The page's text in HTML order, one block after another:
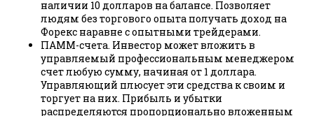
наличии 10 долларов на балансе. Позволяет
людям без торгового опыта получать доход на
Форекс наравне с опытными трейдерами.
ПАММ-счета. Инвестор может вложить в
управляемый профессиональным менеджером
счет любую сумму, начиная от 1 доллара.
Управляющий плюсует эти средства к своим и
торгует на них. Прибыль и убытки
распределяются пропорционально вложенным